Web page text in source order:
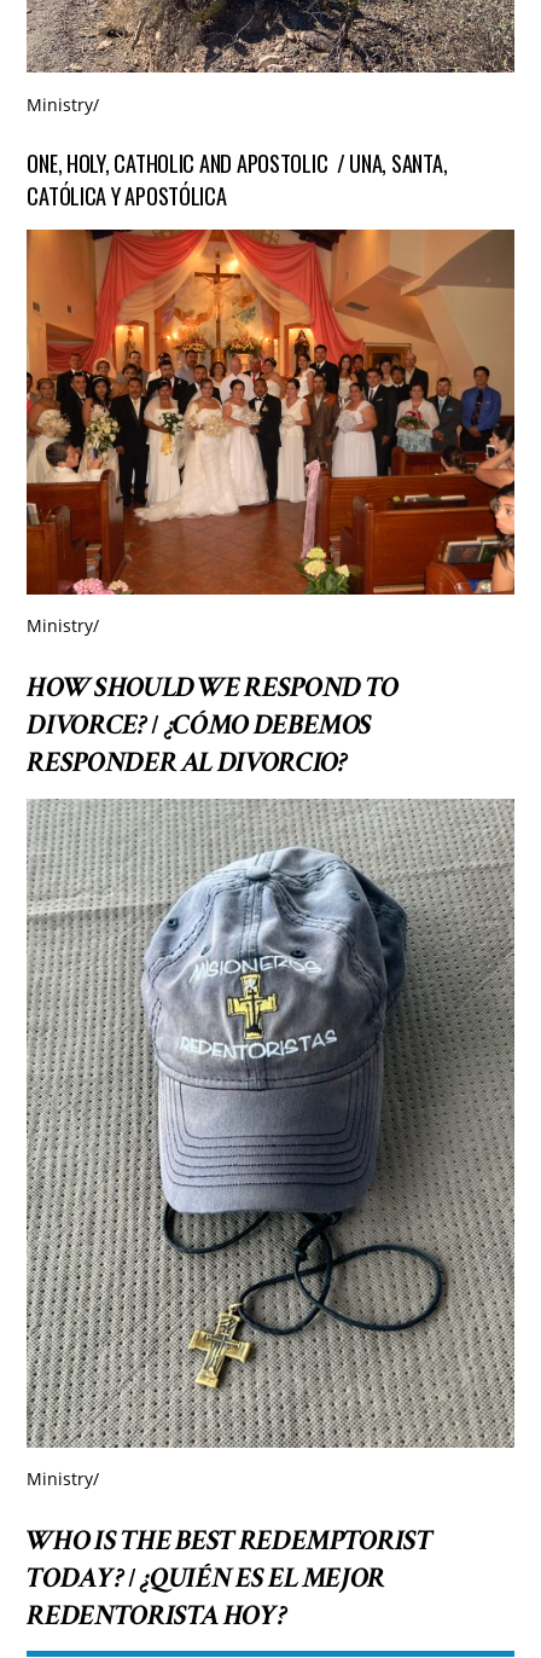
Ministry/
ONE, HOLY, CATHOLIC AND APOSTOLIC / UNA, SANTA,
CATÓLICA Y APOSTÓLICA
Ministry/
HOW SHOULD WE RESPOND TO
DIVORCE?/¿CÓMO DEBEMOS
RESPONDER AL DIVORCIO?
Ministry/
WHO IS THE BEST REDEMPTORIST
TODAY?/¿QUIÉN ES EL MEJOR
REDENTORISTA HOY?